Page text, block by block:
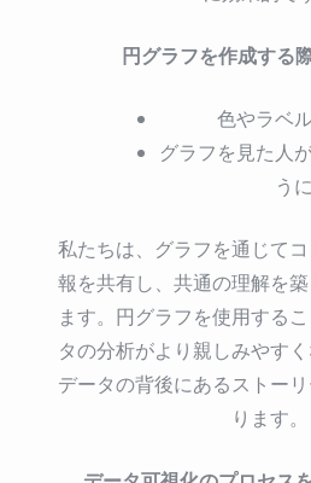
円グラフを作成する
色やラベ
グラフを見た人
う
私たちは、グラフを通じて
報を共有し、共通の理解を
ます。円グラフを使用する
タの分析がより親しみやす
データの背後にあるストー
ります。